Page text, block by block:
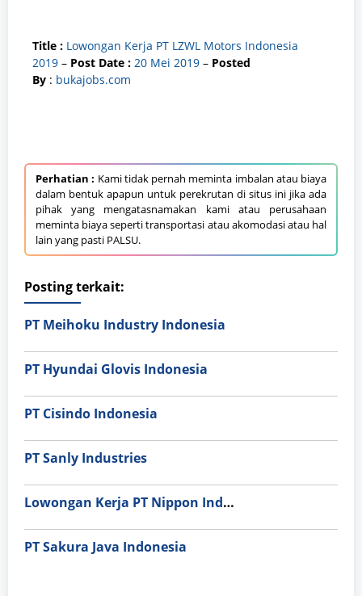
Title : Lowongan Kerja PT LZWL Motors Indonesia
2019 – Post Date : 20 Mei 2019 – Posted
By : bukajobs.com
Perhatian : Kami tidak pernah meminta imbalan atau biaya
dalam bentuk apapun untuk perekrutan di situs ini jika ada
pihak yang mengatasnamakan kami atau perusahaan
meminta biaya seperti transportasi atau akomodasi atau hal
lain yang pasti PALSU.
Posting terkait:
PT Meihoku Industry Indonesia
PT Hyundai Glovis Indonesia
PT Cisindo Indonesia
PT Sanly Industries
Lowongan Kerja PT Nippon Indosari Corpindo Tbk. Bulan Agustus 2026
PT Sakura Java Indonesia